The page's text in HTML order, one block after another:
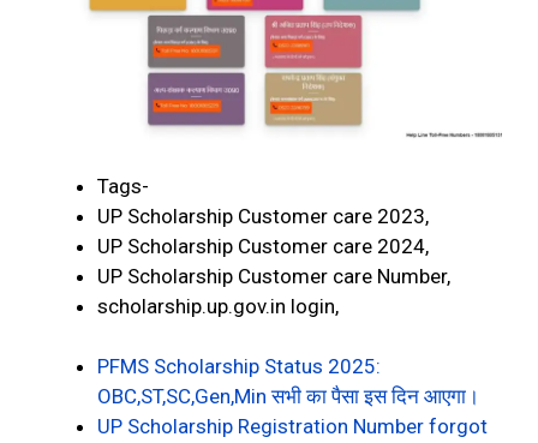
Tags-
UP Scholarship Customer care 2023,
UP Scholarship Customer care 2024,
UP Scholarship Customer care Number,
scholarship.up.gov.in login,
PFMS Scholarship Status 2025:
OBC,ST,SC,Gen,Min सभी का पैसा इस दिन आएगा।
UP Scholarship Registration Number forgot